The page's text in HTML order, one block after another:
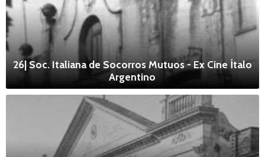
26| Soc. Italiana de Socorros Mutuos - Ex Cine Ítalo
Argentino